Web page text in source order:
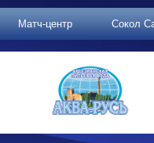
Матч-центр Сокол